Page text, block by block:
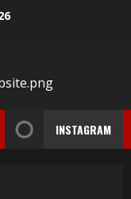
INSTAGRAM